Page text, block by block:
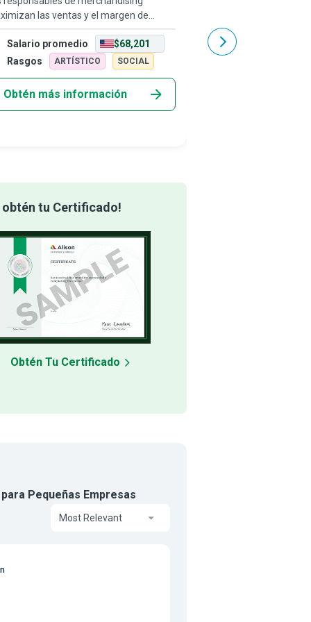
las ventas y el margen de
mediante una combinación
de planificación estratégica,
cuidadosas, exhibición visual
Salario promedio
$68,201
Rasgos
ARTÍSTICO SOCIAL
Obtén más información
desde el presidente
abajo, simplemente
otro lugar. Los
Salario promedio
obtén tu Certificado!
Obtén Tu Certificado
Pequeñas Empresas
Most Relevant